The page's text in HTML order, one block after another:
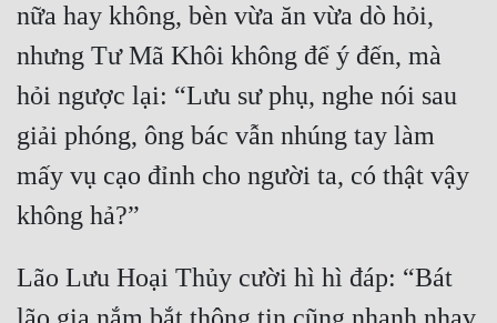
nữa hay không, bèn vừa ăn vừa dò hỏi,
nhưng Tư Mã Khôi không để ý đến, mà
hỏi ngược lại: “Lưu sư phụ, nghe nói sau
giải phóng, ông bác vẫn nhúng tay làm
mấy vụ cạo đỉnh cho người ta, có thật vậy
Lão Lưu Hoại Thủy cười hì hì đáp: “Bát